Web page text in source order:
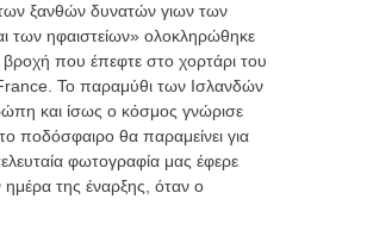
ξανθών δυνατών γιων των
των ηφαιστείων» ολοκληρώθηκε
που έπεφτε στο χορτάρι του
Το παραμύθι των Ισλανδών
και ίσως ο κόσμος γνώρισε
ποδόσφαιρο θα παραμείνει για
φωτογραφία μας έφερε
της έναρξης, όταν ο